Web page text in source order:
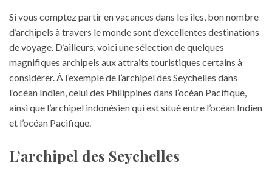
Si vous comptez partir en vacances dans les îles, bon nombre
d’archipels à travers le monde sont d’excellentes destinations
de voyage. D’ailleurs, voici une sélection de quelques
magnifiques archipels aux attraits touristiques certains à
considérer. À l’exemple de l’archipel des Seychelles dans
l’océan Indien, celui des Philippines dans l’océan Pacifique,
ainsi que l’archipel indonésien qui est situé entre l’océan Indien
et l’océan Pacifique.
L’archipel des Seychelles